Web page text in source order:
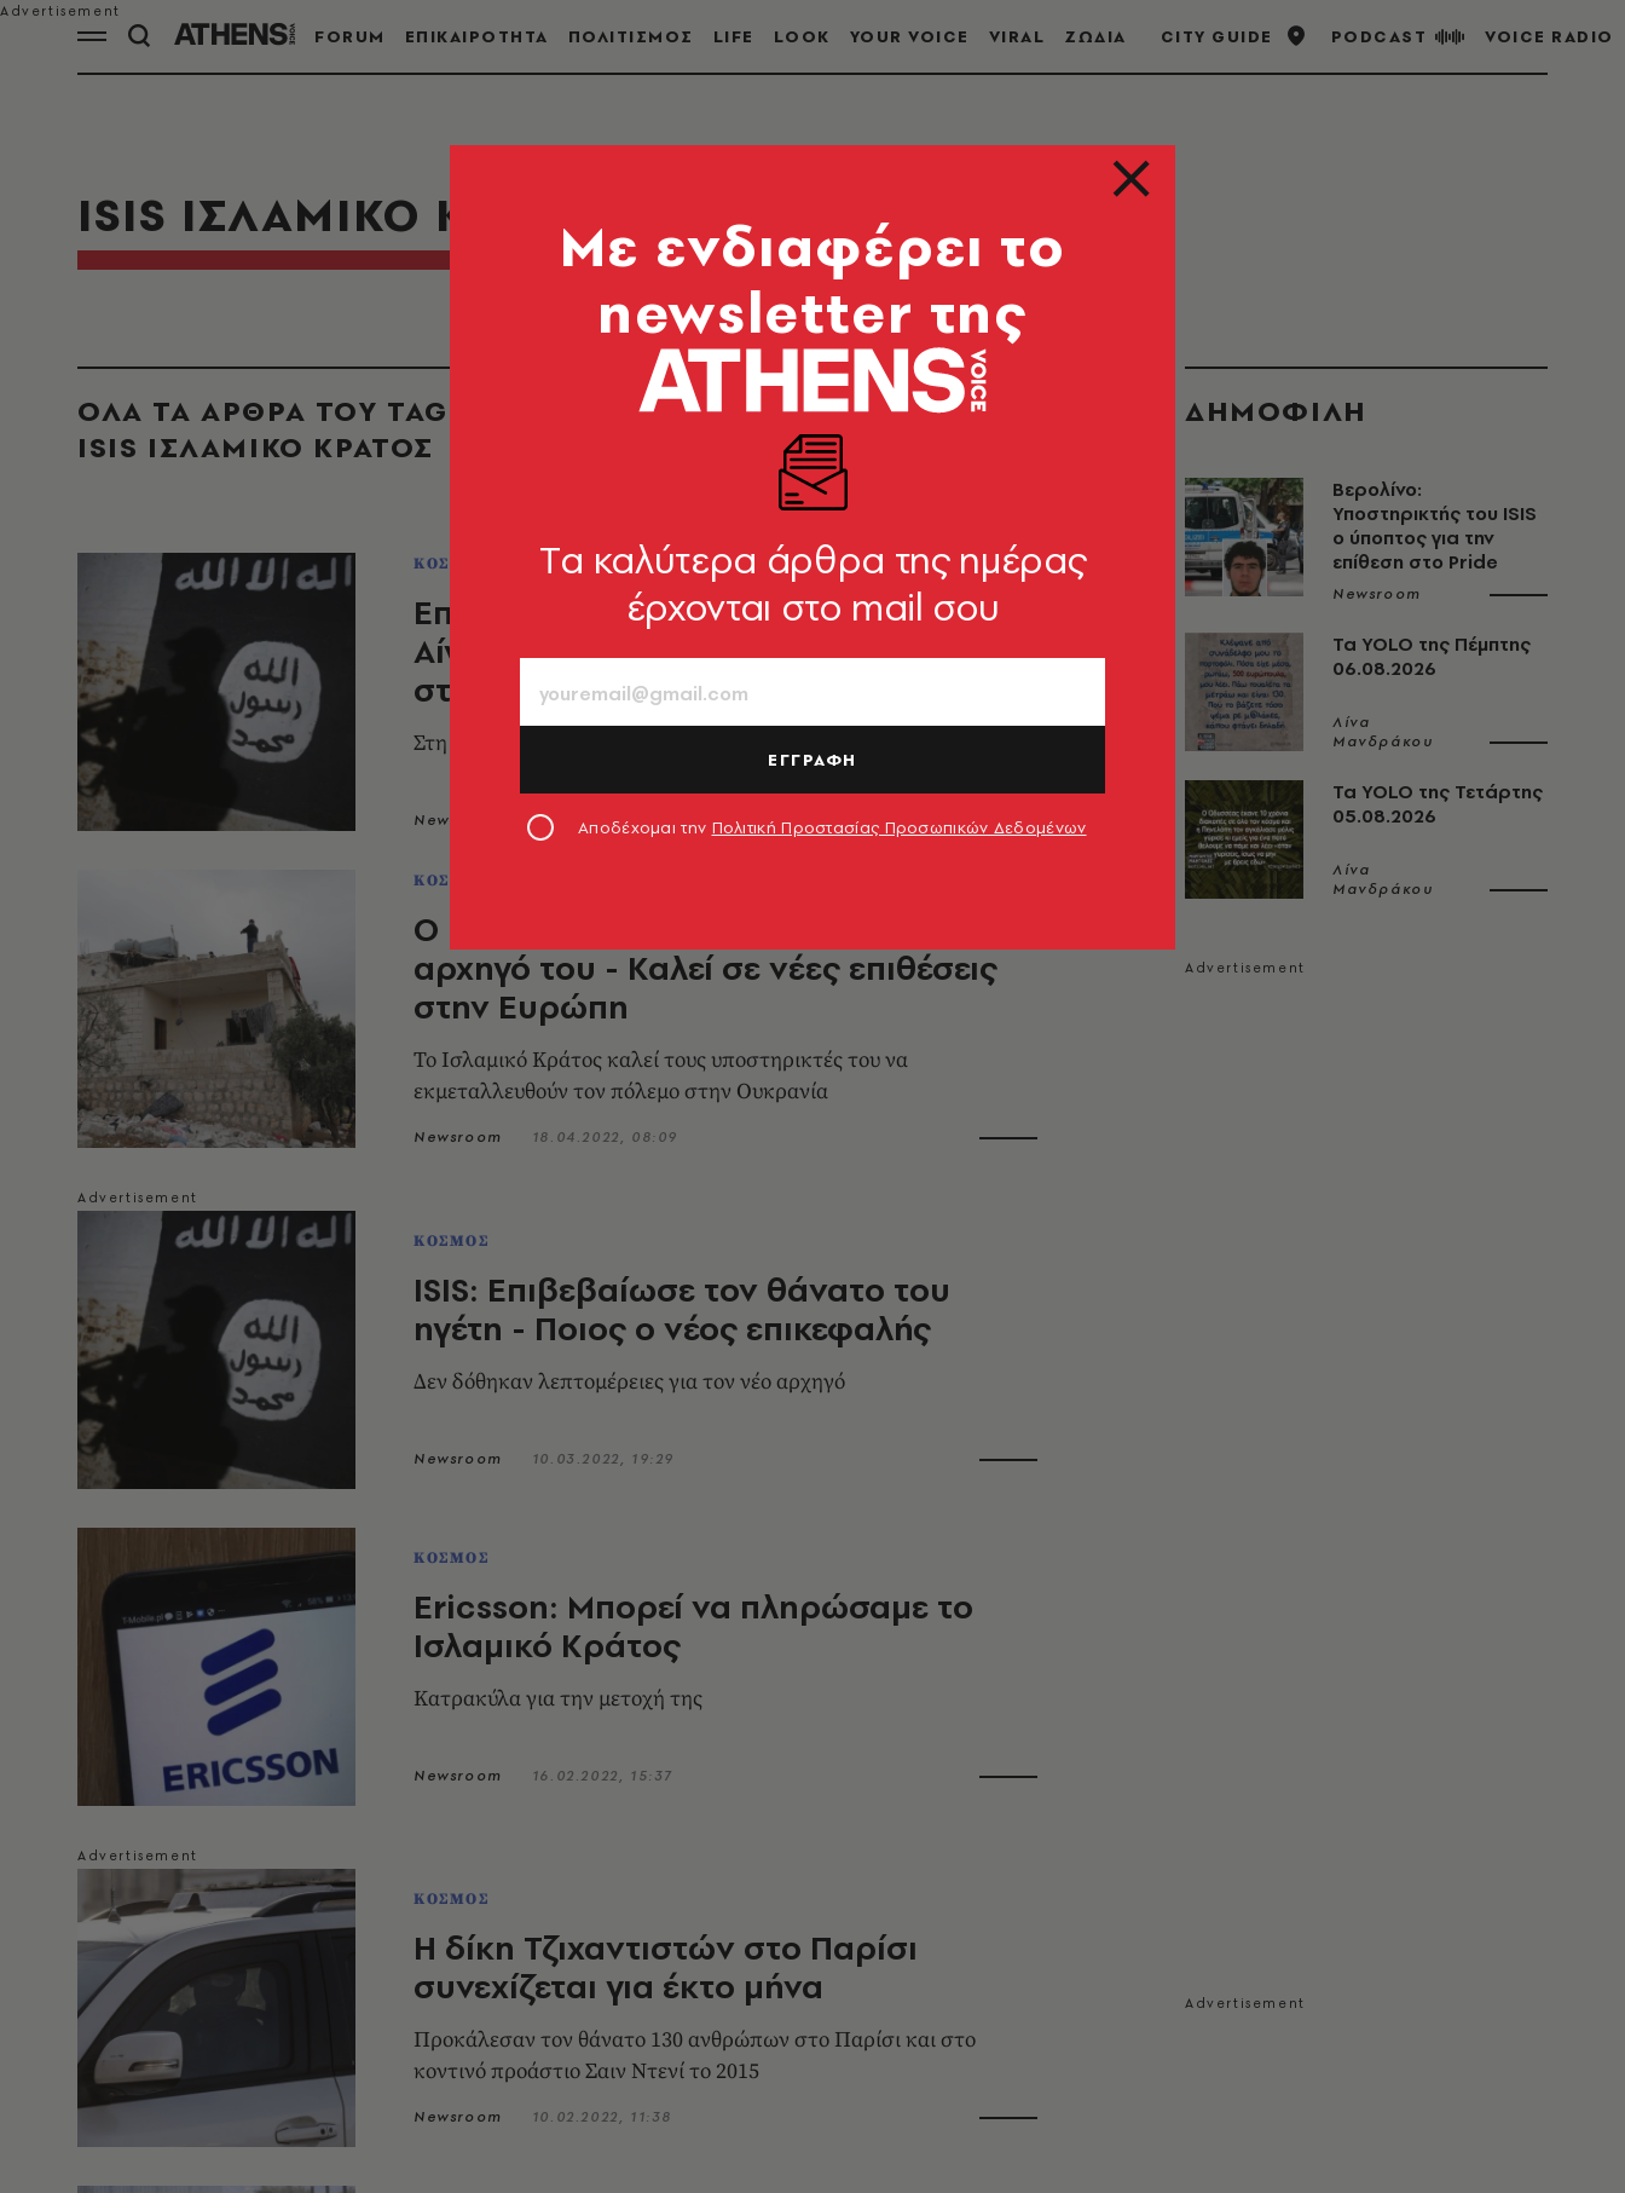
FORUM ΕΠΙΚΑΙΡΟΤΗΤΑ ΠΟΛΙΤΙΣΜΟΣ LIFE LOOK YOUR VOICE VIRAL ΖΩΔΙΑ CITY GUIDE PODCAST VOICE RADIO
ISIS ΙΣΛΑΜΙΚΟ ΚΡΑΤΟΣ
ΟΛΑ ΤΑ ΑΡΘΡΑ ΤΟΥ TAG
ISIS ΙΣΛΑΜΙΚΟ ΚΡΑΤΟΣ
ΚΟΣΜΟΣ
Επίθεση του Ισλαμικού Κράτους στην
Αίγυπτο με θύματα έντεκα
στρατιωτικούς
Στη χερσόνησο του Σινά
Newsroom 09.05.2022, 08:07
ΚΟΣΜΟΣ
Ο ISIS υπόσχεται εκδίκηση για τον
αρχηγό του - Καλεί σε νέες επιθέσεις
στην Ευρώπη
Το Ισλαμικό Κράτος καλεί τους υποστηρικτές του να
εκμεταλλευθούν τον πόλεμο στην Ουκρανία
Newsroom 18.04.2022, 08:09
ΚΟΣΜΟΣ
ISIS: Επιβεβαίωσε τον θάνατο του
ηγέτη - Ποιος ο νέος επικεφαλής
Δεν δόθηκαν λεπτομέρειες για τον νέο αρχηγό
Newsroom 10.03.2022, 19:29
ΚΟΣΜΟΣ
Ericsson: Μπορεί να πληρώσαμε το
Ισλαμικό Κράτος
Κατρακύλα για την μετοχή της
Newsroom 16.02.2022, 15:37
ΚΟΣΜΟΣ
Η δίκη Τζιχαντιστών στο Παρίσι
συνεχίζεται για έκτο μήνα
Προκάλεσαν τον θάνατο 130 ανθρώπων στο Παρίσι και στο
κοντινό προάστιο Σαιν Ντενί το 2015
Newsroom 10.02.2022, 11:38
ΔΗΜΟΦΙΛΗ
Βερολίνο:
Υποστηρικτής του ISIS
ο ύποπτος για την
επίθεση στο Pride
Newsroom
Τα YOLO της Πέμπτης
06.08.2026
Λίνα
Μανδράκου
Τα YOLO της Τετάρτης
05.08.2026
Λίνα
Μανδράκου
Mε ενδιαφέρει το
newsletter της
Tα καλύτερα άρθρα της ημέρας
έρχονται στο mail σου
ΕΓΓΡΑΦΗ
Αποδέχομαι την Πολιτική Προστασίας Προσωπικών Δεδομένων